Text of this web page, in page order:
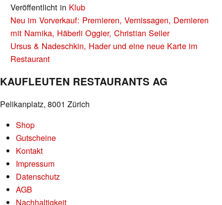
Veröffentlicht in Klub
BEITRAGS-
NAVIGATION
Neu im Vorverkauf: Premieren, Vernissagen, Dernieren
mit Namika, Häberli Oggier, Christian Seiler
Ursus & Nadeschkin, Hader und eine neue Karte im
Restaurant
KAUFLEUTEN RESTAURANTS AG
Pelikanplatz, 8001 Zürich
Shop
Gutscheine
Kontakt
Impressum
Datenschutz
AGB
Nachhaltigkeit